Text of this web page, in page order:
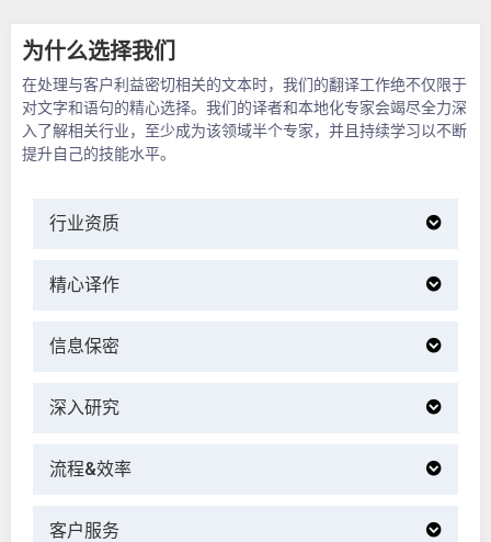
为什么选择我们
在处理与客户利益密切相关的文本时，我们的翻译工作绝不仅限于
对文字和语句的精心选择。我们的译者和本地化专家会竭尽全力深
入了解相关行业，至少成为该领域半个专家，并且持续学习以不断
提升自己的技能水平。
行业资质
精心译作
信息保密
深入研究
流程&效率
客户服务